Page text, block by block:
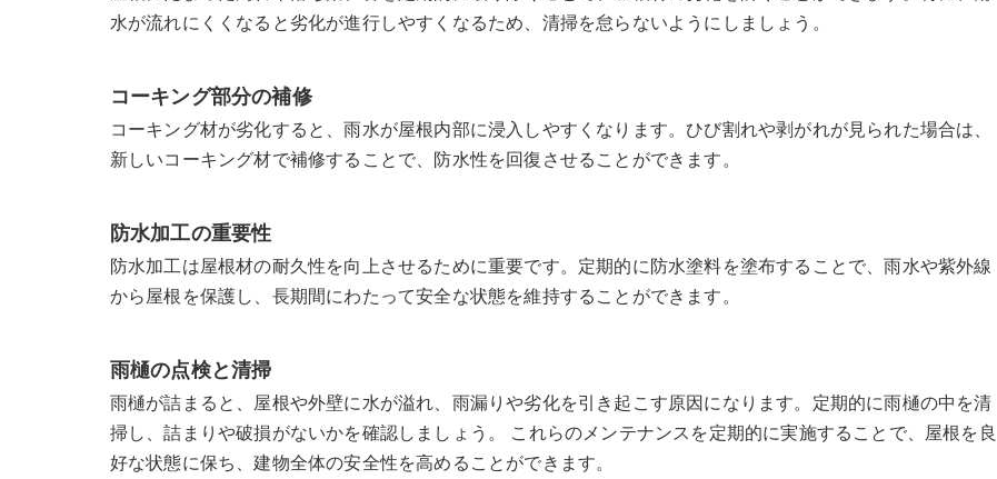
水が流れにくくなると劣化が進行しやすくなるため、清掃を怠らないようにしましょう。
コーキング部分の補修
コーキング材が劣化すると、雨水が屋根内部に浸入しやすくなります。ひび割れや剥がれが見られた場合は、
新しいコーキング材で補修することで、防水性を回復させることができます。
防水加工の重要性
防水加工は屋根材の耐久性を向上させるために重要です。定期的に防水塗料を塗布することで、雨水や紫外線
から屋根を保護し、長期間にわたって安全な状態を維持することができます。
雨樋の点検と清掃
雨樋が詰まると、屋根や外壁に水が溢れ、雨漏りや劣化を引き起こす原因になります。定期的に雨樋の中を清
掃し、詰まりや破損がないかを確認しましょう。 これらのメンテナンスを定期的に実施することで、屋根を良
好な状態に保ち、建物全体の安全性を高めることができます。